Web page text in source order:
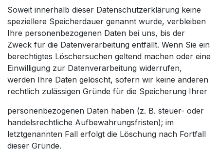
Soweit innerhalb dieser Datenschutzerklärung keine
speziellere Speicherdauer genannt wurde, verbleiben
Ihre personenbezogenen Daten bei uns, bis der
Zweck für die Datenverarbeitung entfällt. Wenn Sie ein
berechtigtes Löschersuchen geltend machen oder eine
Einwilligung zur Datenverarbeitung widerrufen,
werden Ihre Daten gelöscht, sofern wir keine anderen
rechtlich zulässigen Gründe für die Speicherung Ihrer
personenbezogenen Daten haben (z. B. steuer- oder
handelsrechtliche Aufbewahrungsfristen); im
letztgenannten Fall erfolgt die Löschung nach Fortfall
dieser Gründe.